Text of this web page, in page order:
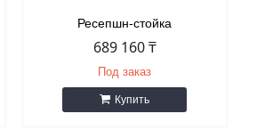
Ресепшн-стойка
689 160 ₸
Под заказ
Купить